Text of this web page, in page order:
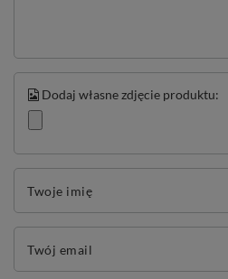
Dodaj własne zdjęcie produktu:
Twoje imię
Twój email